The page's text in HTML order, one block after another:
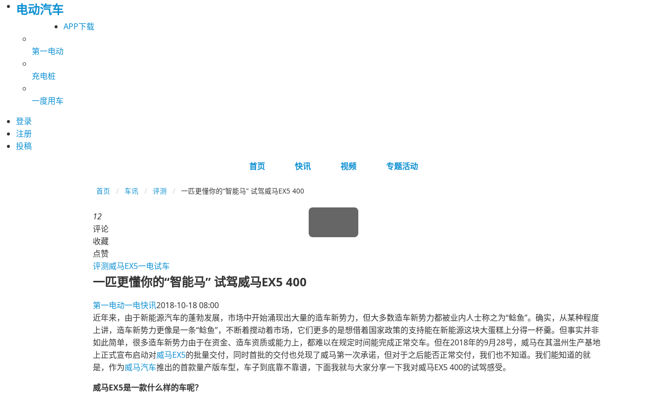
电动汽车
APP下载
第一电动
充电桩
一度用车
登录
注册
投稿
首页
快讯 视频 专题活动
首页 车讯 评测 一匹更懂你的“智能马” 试驾威马EX5 400
12
评论
收藏
点赞
评测威马EX5一电试车
一匹更懂你的“智能马” 试驾威马EX5 400
第一电动一电快讯2018-10-18 08:00
近年来，由于新能源汽车的蓬勃发展，市场中开始涌现出大量的造车新势力，但大多数造车新势力都被业内人士称之为“鲶鱼”。确实，从某种程度
上讲，造车新势力更像是一条“鲶鱼”，不断着搅动着市场，它们更多的是想借着国家政策的支持能在新能源这块大蛋糕上分得一杯羹。但事实并非
如此简单，很多造车新势力由于在资金、造车资质或能力上，都难以在规定时间能完成正常交车。但在2018年的9月28号，威马在其温州生产基地
上正式宣布启动对威马EX5的批量交付，同时首批的交付也兑现了威马第一次承诺，但对于之后能否正常交付，我们也不知道。我们能知道的就
是，作为威马汽车推出的首款量产版车型，车子到底靠不靠谱，下面我就与大家分享一下我对威马EX5 400的试驾感受。
威马EX5是一款什么样的车呢？